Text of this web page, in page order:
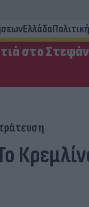
ΕλλάδαΠολιτική
στο